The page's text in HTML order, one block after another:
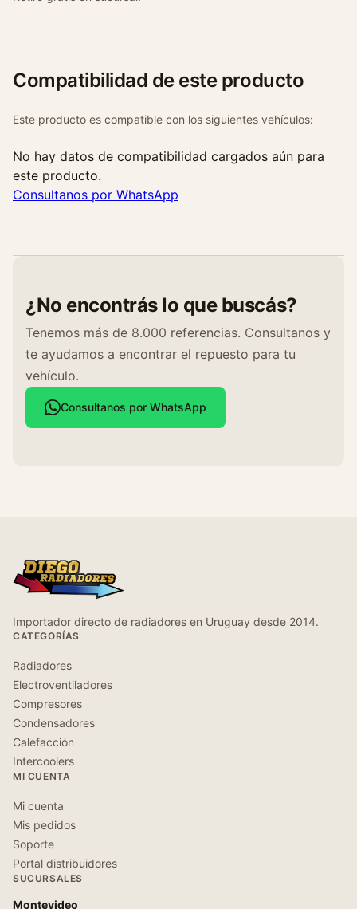
d
Compatibilidad de este producto
Este producto es compatible con los siguientes vehículos:
No hay datos de compatibilidad cargados aún para
este producto.
Consultanos por WhatsApp
¿No encontrás lo que buscás?
Tenemos más de 8.000 referencias. Consultanos y
te ayudamos a encontrar el repuesto para tu
vehículo.
Consultanos por WhatsApp
Importador directo de radiadores en Uruguay desde 2014.
CATEGORÍAS
Radiadores
Electroventiladores
Compresores
Condensadores
Calefacción
Intercoolers
MI CUENTA
Mi cuenta
Mis pedidos
Soporte
Portal distribuidores
SUCURSALES
Montevideo